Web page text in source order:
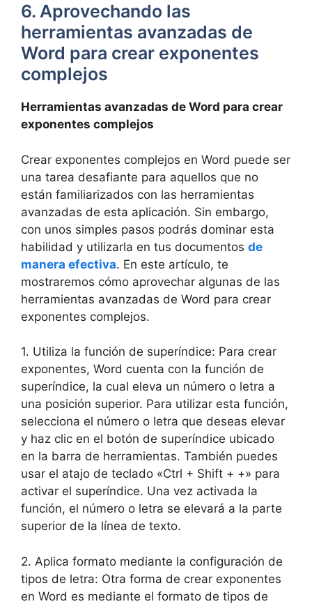
6. Aprovechando las
herramientas avanzadas de
Word para crear exponentes
complejos
Herramientas avanzadas de Word para crear
exponentes complejos
Crear exponentes complejos en Word puede ser
una tarea desafiante para aquellos que no
están familiarizados con las herramientas
avanzadas de esta aplicación. Sin embargo,
con unos simples pasos podrás dominar esta
habilidad y utilizarla en tus documentos de
manera efectiva. En este artículo, te
mostraremos cómo aprovechar algunas de las
herramientas avanzadas de Word para crear
exponentes complejos.
1. Utiliza la función de superíndice: Para crear
exponentes, Word cuenta con la función de
superíndice, la cual eleva un número o letra a
una posición superior. Para utilizar esta función,
selecciona el número o letra que deseas elevar
y haz clic en el botón de superíndice ubicado
en la barra de herramientas. También puedes
usar el atajo de teclado «Ctrl + Shift + +» para
activar el superíndice. Una vez activada la
función, el número o letra se elevará a la parte
superior de la línea de texto.
2. Aplica formato mediante la configuración de
tipos de letra: Otra forma de crear exponentes
en Word es mediante el formato de tipos de